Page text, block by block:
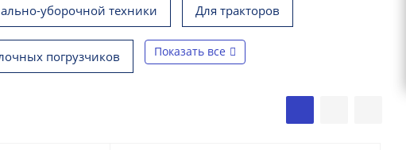
уборочной техники Для тракторов
погрузчиков Показать все